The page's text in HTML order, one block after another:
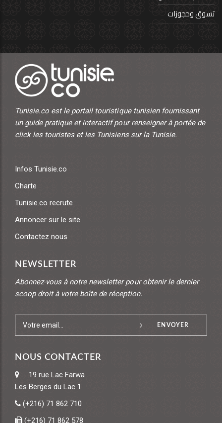
تسوق وحجوزات
Tunisie.co est le portail touristique tunisien fournissant
un guide pratique et interactif pour renseigner à portée de
click les touristes et les Tunisiens sur la Tunisie.
Infos Tunisie.co
Charte
Tunisie.co recrute
Annoncer sur le site
Contactez nous
NEWSLETTER
Abonnez-vous à notre newsletter pour obtenir le dernier
scoop droit à votre boîte de réception.
ENVOYER
NOUS CONTACTER
19 rue Lac Farwa
Les Berges du Lac 1
(+216) 71 862 710
(+216) 71 862 578